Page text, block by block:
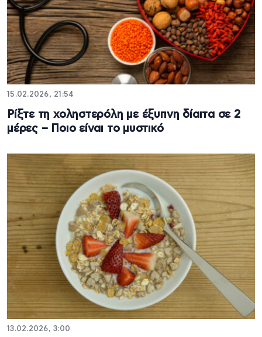
15.02.2026, 21:54
Ρίξτε τη χοληστερόλη με έξυπνη δίαιτα σε 2
μέρες – Ποιο είναι το μυστικό
13.02.2026, 3:00